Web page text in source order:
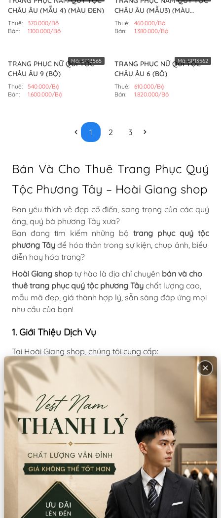
CHÂU ÂU (MẪU 4) (MÀU ĐEN)
Thuê:
370.000/Bộ
Bán:
1.100.000/Bộ
CHÂU ÂU (MẪU3) (MÀU
TRẮNG)
Thuê:
460.000/Bộ
Bán:
1.380.000/Bộ
TRANG PHỤC NỮ QUÍ TỘC
CHÂU ÂU 9 (BỘ)
Thuê:
540.000/Bộ
Bán:
1.600.000/Bộ
Mã:SP13565
TRANG PHỤC NỮ QUÍ TỘC
CHÂU ÂU 6 (BỘ)
Thuê:
610.000/Bộ
Bán:
1.820.000/Bộ
Mã:SP13562
1 2 3
Bán Và Cho Thuê Trang Phục Quý
Tộc Phương Tây – Hoài Giang shop
Bạn yêu thích vẻ đẹp cổ điển, sang trọng của các quý
ông, quý bà phương Tây xưa?
Bạn đang tìm kiếm những bộ trang phục quý tộc
phương Tây để hóa thân trong sự kiện, chụp ảnh, biểu
diễn hay hóa trang?
Hoài Giang shop tự hào là địa chỉ chuyên bán và cho
thuê trang phục quý tộc phương Tây chất lượng cao,
mẫu mã đẹp, giá thành hợp lý, sẵn sàng đáp ứng mọi
nhu cầu của bạn!
1. Giới Thiệu Dịch Vụ
Tại Hoài Giang shop, chúng tôi cung cấp:
Bán trang phục quý tộc phương Tây
: Sản phẩm may
sẵn hoặc đặt may theo yêu cầu, chất liệu cao cấp,
đường may tỉ mỉ, đảm bảo từng chi tiết đều chuẩn
phong cách châu Âu cổ điển.
Cho thuê trang phục quý tộc phương Tây
: Đầy đủ
trang phục nam, nữ, trẻ em, với nhiều size, nhiều kiểu
dáng, phù hợp đa dạng sự kiện: tiệc hóa trang, biểu
diễn sân khấu, chụp ảnh cổ điển, lễ hội cosplay,...
2. Các Mẫu Trang Phục Quý Tộc Phương Tây
Tại Hoài Giang shop
×